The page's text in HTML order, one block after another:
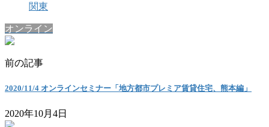
関東
オンライン
前の記事
2020/11/4 オンラインセミナー「地方都市プレミア賃貸住宅、熊本編」
2020年10月4日